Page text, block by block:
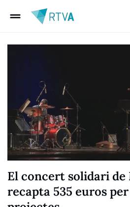
drag_handle
El concert solidari de
recapta 535 euros